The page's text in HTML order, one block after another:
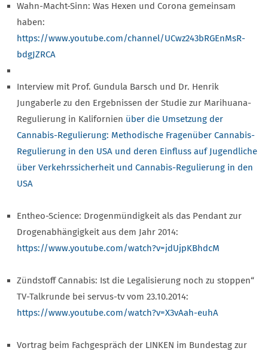
Wahn-Macht-Sinn: Was Hexen und Corona gemeinsam
haben:
https://www.youtube.com/channel/UCwz243bRGEnMsR-
bdgJZRCA
Interview mit Prof. Gundula Barsch und Dr. Henrik
Jungaberle zu den Ergebnissen der Studie zur Marihuana-
Regulierung in Kalifornien über die Umsetzung der
Cannabis-Regulierung: Methodische Fragenüber Cannabis-
Regulierung in den USA und deren Einfluss auf Jugendliche
über Verkehrssicherheit und Cannabis-Regulierung in den
USA
Entheo-Science: Drogenmündigkeit als das Pendant zur
Drogenabhängigkeit aus dem Jahr 2014:
https://www.youtube.com/watch?v=jdUjpKBhdcM
Zündstoff Cannabis: Ist die Legalisierung noch zu stoppen“
TV-Talkrunde bei servus-tv vom 23.10.2014:
https://www.youtube.com/watch?v=X3vAah-euhA
Vortrag beim Fachgespräch der LINKEN im Bundestag zur